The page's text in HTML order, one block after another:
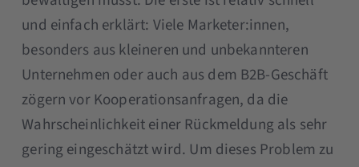
und einfach erklärt: Viele Marketer:innen,
besonders aus kleineren und unbekannteren
Unternehmen oder auch aus dem B2B-Geschäft
zögern vor Kooperationsanfragen, da die
Wahrscheinlichkeit einer Rückmeldung als sehr
gering eingeschätzt wird. Um dieses Problem zu